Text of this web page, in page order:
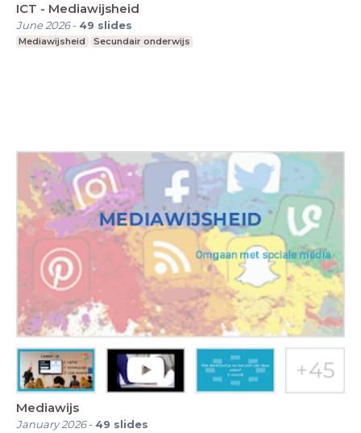
ICT - Mediawijsheid
June 2026- 49 slides
Mediawijsheid Secundair onderwijs
Mediawijs
January 2026- 49 slides